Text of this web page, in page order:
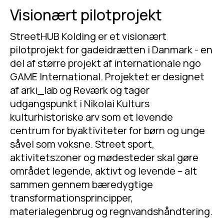
Visionært pilotprojekt
StreetHUB Kolding er et visionært
pilotprojekt for gadeidrætten i Danmark - en
del af større projekt af internationale ngo
GAME International. Projektet er designet
af arki_lab og Reværk og tager
udgangspunkt i Nikolai Kulturs
kulturhistoriske arv som et levende
centrum for byaktiviteter for børn og unge
såvel som voksne. Street sport,
aktivitetszoner og mødesteder skal gøre
området legende, aktivt og levende – alt
sammen gennem bæredygtige
transformationsprincipper,
materialegenbrug og regnvandshåndtering.